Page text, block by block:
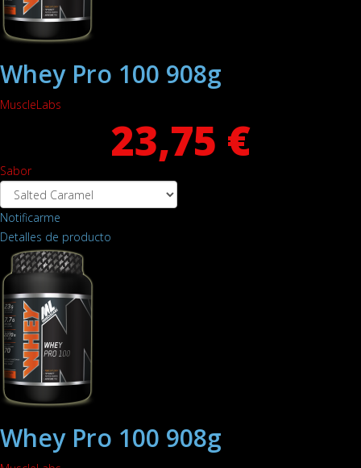
Whey Pro 100 908g
MuscleLabs
23,75 €
Sabor
Notificarme
Detalles de producto
Whey Pro 100 908g